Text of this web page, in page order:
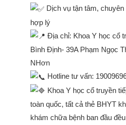
Dịch vụ tận tâm, chuyên
hợp lý
Địa chỉ: Khoa Y học cổ
Bình Định- 39A Phạm Ngọc
NHơn
Hotline tư vấn:
Khoa Y học cổ truyền
toàn quốc, tất cả thẻ BHYT
khám chữa bệnh ban đầu